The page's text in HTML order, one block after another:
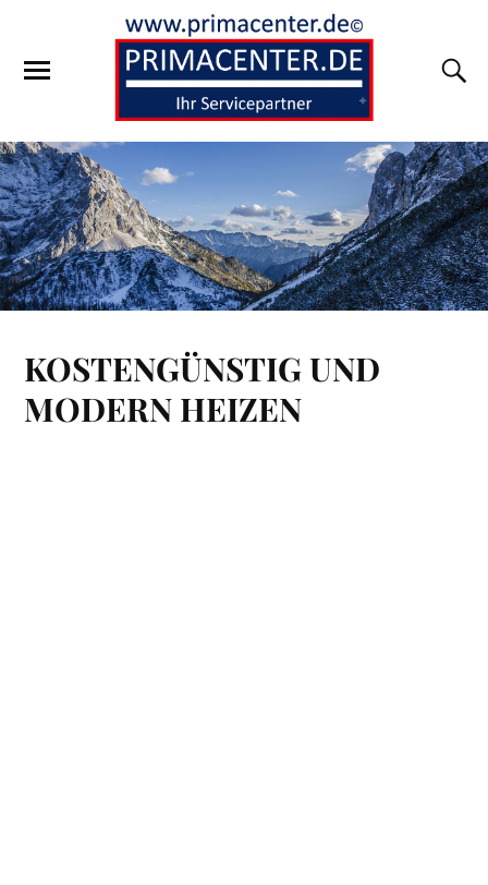
KOSTENGÜNSTIG UND
MODERN HEIZEN